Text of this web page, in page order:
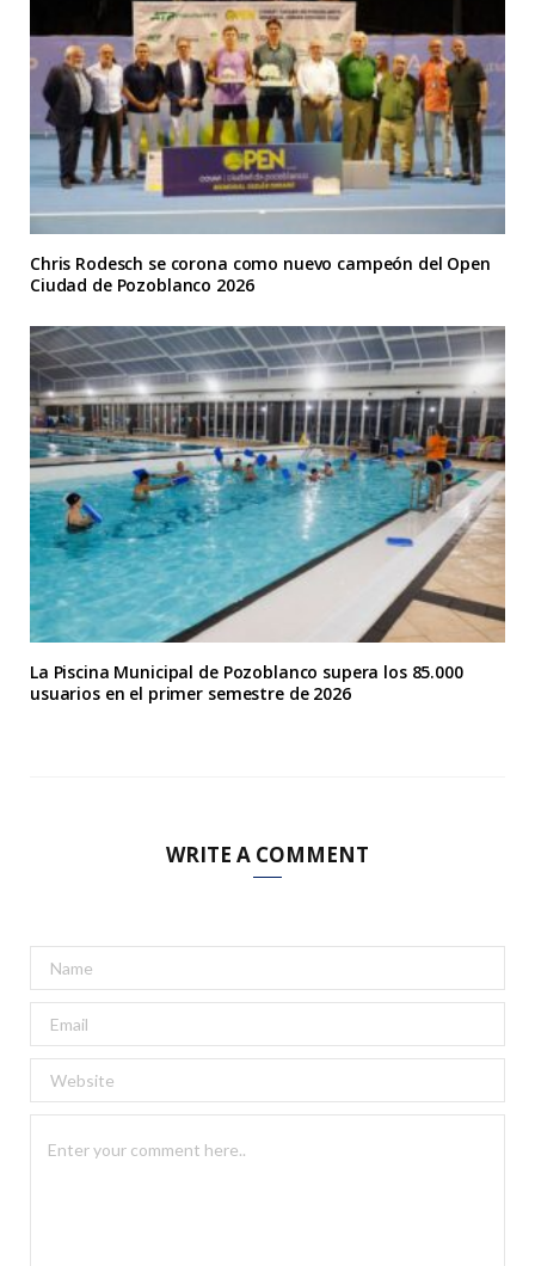
Chris Rodesch se corona como nuevo campeón del Open
Ciudad de Pozoblanco 2026
La Piscina Municipal de Pozoblanco supera los 85.000
usuarios en el primer semestre de 2026
WRITE A COMMENT